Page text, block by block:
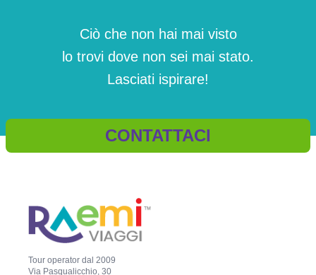
Ciò che non hai mai visto
lo trovi dove non sei mai stato.
Lasciati ispirare!
CONTATTACI
Tour operator dal 2009
Via Pasqualicchio, 30